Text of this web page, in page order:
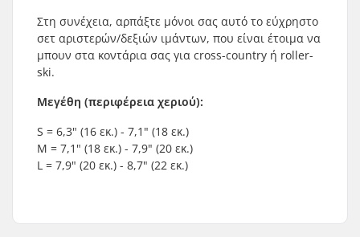
Στη συνέχεια, αρπάξτε μόνοι σας αυτό το εύχρηστο
σετ αριστερών/δεξιών ιμάντων, που είναι έτοιμα να
μπουν στα κοντάρια σας για cross-country ή roller-
ski.
Μεγέθη (περιφέρεια χεριού):
S = 6,3" (16 εκ.) - 7,1" (18 εκ.)
M = 7,1" (18 εκ.) - 7,9" (20 εκ.)
L = 7,9" (20 εκ.) - 8,7" (22 εκ.)